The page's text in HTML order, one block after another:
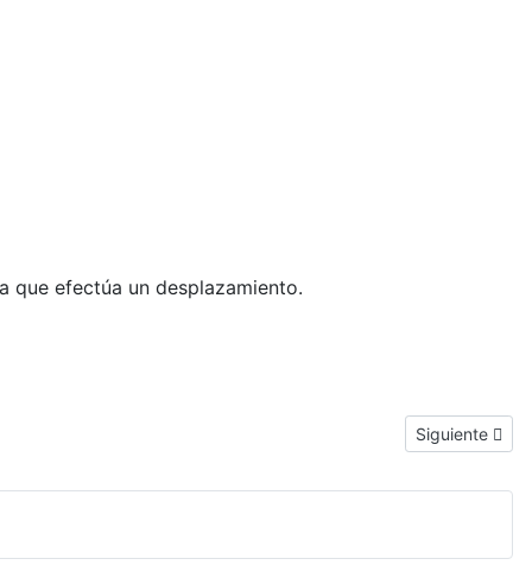
que efectúa un desplazamiento.
Artículo
Siguiente